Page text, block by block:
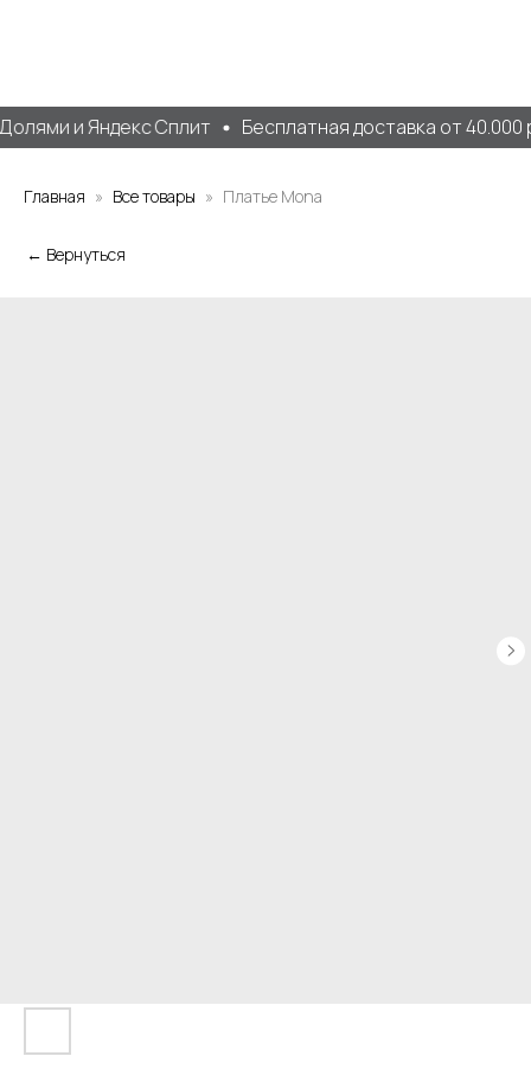
и Яндекс Сплит Бесплатная доставка от 40.000
Главная Все товары Платье Mona
← Вернуться